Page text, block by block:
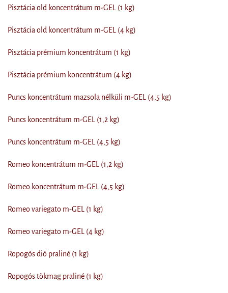
Pisztácia old koncentrátum m-GEL (1 kg)
Pisztácia old koncentrátum m-GEL (4 kg)
Pisztácia prémium koncentrátum (1 kg)
Pisztácia prémium koncentrátum (4 kg)
Puncs koncentrátum mazsola nélküli m-GEL (4,5 kg)
Puncs koncentrátum m-GEL (1,2 kg)
Puncs koncentrátum m-GEL (4,5 kg)
Romeo koncentrátum m-GEL (1,2 kg)
Romeo koncentrátum m-GEL (4,5 kg)
Romeo variegato m-GEL (1 kg)
Romeo variegato m-GEL (4 kg)
Ropogós dió praliné (1 kg)
Ropogós tökmag praliné (1 kg)